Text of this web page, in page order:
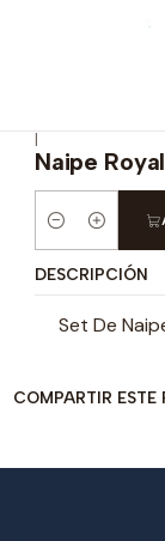
|
Naipe Royal
Cantidad
DESCRIPCIÓN
Set De
COMPARTIR ESTE